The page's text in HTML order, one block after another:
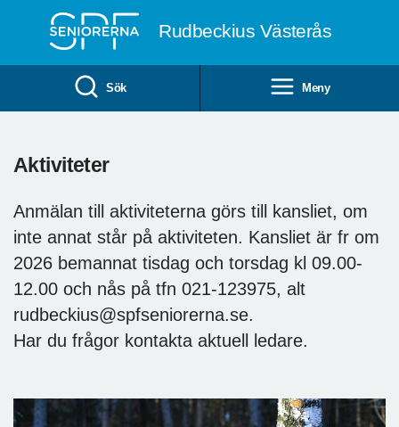
Rudbeckius Västerås
Sök Meny
Aktiviteter
Anmälan till aktiviteterna görs till kansliet, om
inte annat står på aktiviteten. Kansliet är fr om
2026 bemannat tisdag och torsdag kl 09.00-
12.00 och nås på tfn 021-123975, alt
rudbeckius@spfseniorerna.se.
Har du frågor kontakta aktuell ledare.